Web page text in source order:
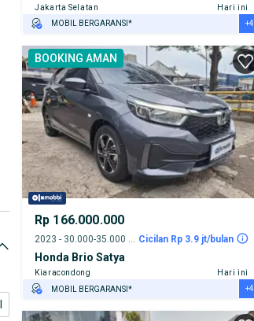
Jakarta Selatan
Hari ini
MOBIL BERGARANSI*
TEST DRIVE DARI RUMAH
GRATIS BIAYA JASA PERAWATAN*
PENJUAL TERVERIFIKASI
+4
BOOKING AMAN
Rp 166.000.000
Cicilan Rp 3.9 jt/bulan
Honda Brio Satya
Kiaracondong
Hari ini
MOBIL BERGARANSI*
+4